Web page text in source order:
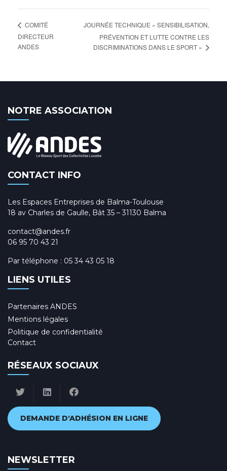
COMITÉ
DIRECTEUR
ANDES
JOURNÉE TECHNIQUE « SENSIBILISATION,
PRÉVENTION ET LUTTE CONTRE LES
DISCRIMINATIONS DANS LE SPORT »
NOTRE ASSOCIATION
CONTACT INFO
Les Espaces Entreprises de Balma-Toulouse
18 av Charles de Gaulle, Bât 35 – 31130 Balma
contact@andes.fr
06 95 70 43 21
Par téléphone : 05 34 43 05 18
LIENS UTILES
Partenaires ANDES
Mentions légales
Politique de confidentialité
Contact
RÉSEAUX SOCIAUX
DEMANDE D'ADHÉSION EN LIGNE
NEWSLETTER